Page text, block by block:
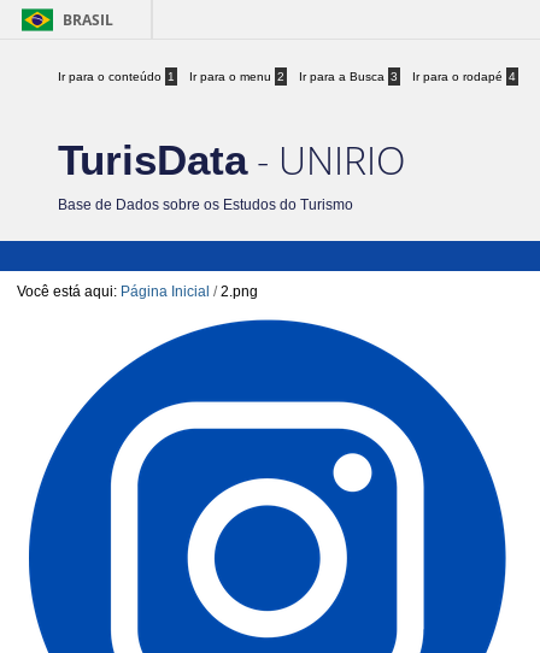
BRASIL
Ir para o conteúdo 1 Ir para o menu 2 Ir para a Busca 3 Ir para o rodapé 4
TurisData- UNIRIO
Base de Dados sobre os Estudos do Turismo
Você está aqui: Página Inicial /2.png